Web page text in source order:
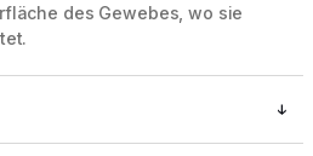
des Gewebes, wo sie